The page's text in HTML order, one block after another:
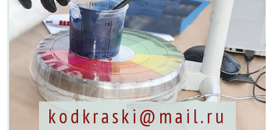
kodkraski@mail.ru